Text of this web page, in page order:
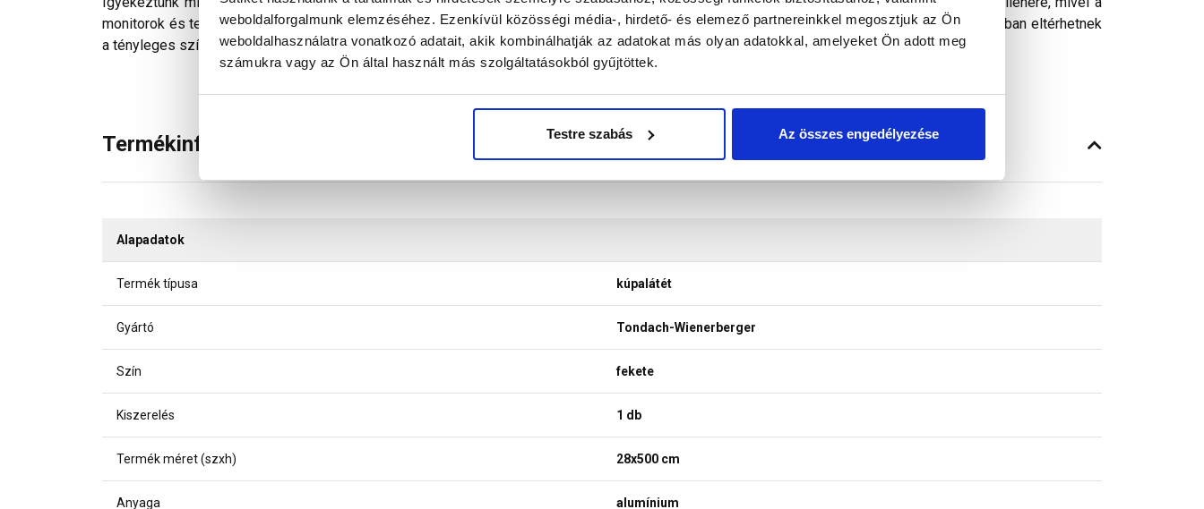
weboldalforgalmunk elemzéséhez. Ezenkívül közösségi média-, hirdető- és elemező partnereinkkel megosztjuk az Ön
weboldalhasználatra vonatkozó adatait, akik kombinálhatják az adatokat más olyan adatokkal, amelyeket Ön adott meg
számukra vagy az Ön által használt más szolgáltatásokból gyűjtöttek.
Testre szabás Az összes engedélyezése
monitorok és telefonok kijelzőin megjelenő színek a legtöbb esetben nem tükrözik 100%-ban a valóságot, a képeken látható színek árnyalataikban eltérhetnek
a tényleges színektől.
Termékinformáció
Alapadatok
Termék típusa kúpalátét
Gyártó Tondach-Wienerberger
Szín fekete
Kiszerelés 1 db
Termék méret (szxh) 28x500 cm
Anyaga alumínium